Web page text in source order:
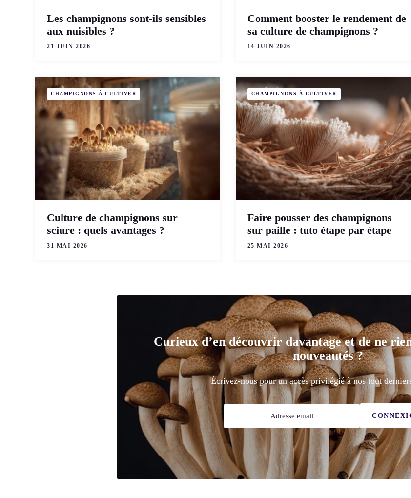
Les champignons sont-ils sensibles
aux nuisibles ?
21 JUIN 2026
Comment booster le rendement de
sa culture de champignons ?
14 JUIN 2026
CHAMPIGNONS À CULTIVER
Culture de champignons sur
sciure : quels avantages ?
31 MAI 2026
CHAMPIGNONS À CULTIVER
Faire pousser des champignons
sur paille : tuto étape par étape
25 MAI 2026
Curieux d’en découvrir davantage et de ne
nouveautés ?
Écrivez-nous pour un accès privilégié à nos tout
Adresse email